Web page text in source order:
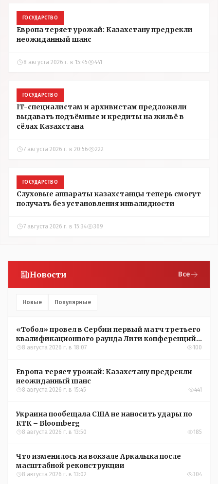
ГОСУДАРСТВО
Европа теряет урожай: Казахстану предрекли
неожиданный шанс
8 августа 2026 г. в 15:45 441
ГОСУДАРСТВО
IT-специалистам и архивистам предложили
выдавать подъёмные и кредиты на жильё в
сёлах Казахстана
7 августа 2026 г. в 20:56 222
ГОСУДАРСТВО
Слуховые аппараты казахстанцы теперь смогут
получать без установления инвалидности
7 августа 2026 г. в 15:34 369
Новости Все
Новые Популярные
«Тобол» провел в Сербии первый матч третьего
квалификационного раунда Лиги конференций
УЕФА
8 августа 2026 г. в 18:07 100
Европа теряет урожай: Казахстану предрекли
неожиданный шанс
8 августа 2026 г. в 15:45 441
Украина пообещала США не наносить удары по
КТК – Bloomberg
8 августа 2026 г. в 13:50 185
Что изменилось на вокзале Аркалыка после
масштабной реконструкции
8 августа 2026 г. в 13:02 304